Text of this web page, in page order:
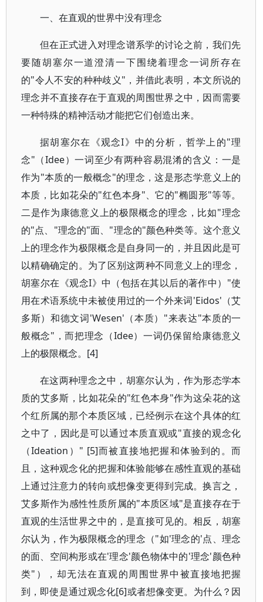
一、在直观的世界中没有理念
但在正式进入对理念谱系学的讨论之前，我们先
要随胡塞尔一道澄清一下围绕着理念一词所存在
的"令人不安的种种歧义"，并借此表明，本文所说的
理念并不直接存在于直观的周围世界之中，因而需要
一种特殊的精神活动才能把它们创造出来。
据胡塞尔在《观念I》中的分析，哲学上的"理
念"（Idee）一词至少有两种容易混淆的含义：一是
作为"本质的一般概念"的理念，这是形态学意义上的
本质，比如花朵的"红色本身"、它的"椭圆形"等等。
二是作为康德意义上的极限概念的理念，比如"理念
的"点、"理念的"面、"理念的"颜色种类等。这个意义
上的理念作为极限概念是自身同一的，并且因此是可
以精确确定的。为了区别这两种不同意义上的理念，
胡塞尔在《观念I》中（包括在其以后的著作中）"使
用在术语系统中未被使用过的一个外来词'Eidos'（艾
多斯）和德文词'Wesen'（本质）"来表达"本质的一
般概念"，而把理念（Idee）一词仍保留给康德意义
上的极限概念。[4]
在这两种理念之中，胡塞尔认为，作为形态学本
质的艾多斯，比如花朵的"红色本身"作为这朵花的这
个红所属的那个本质区域，已经例示在这个具体的红
之中了，因此是可以通过本质直观或"直接的观念化
（Ideation）" [5]而被直接地把握和体验到的。而
且，这种观念化的把握和体验能够在感性直观的基础
上通过注意力的转向或想像变更得到完成。换言之，
艾多斯作为感性性质所属的"本质区域"是直接存在于
直观的生活世界之中的，是直接可见的。相反，胡塞
尔认为，作为极限概念的理念（"如'理念的'点、理念
的面、空间构形或在'理念'颜色物体中的'理念'颜色种
类"），却无法在直观的周围世界中被直接地把握
到，即使是通过观念化[6]或者想像变更。为什么？因